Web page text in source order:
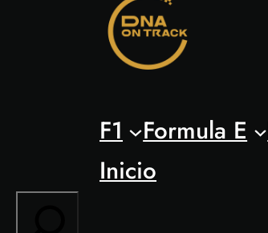
F1 Formula E
Inicio